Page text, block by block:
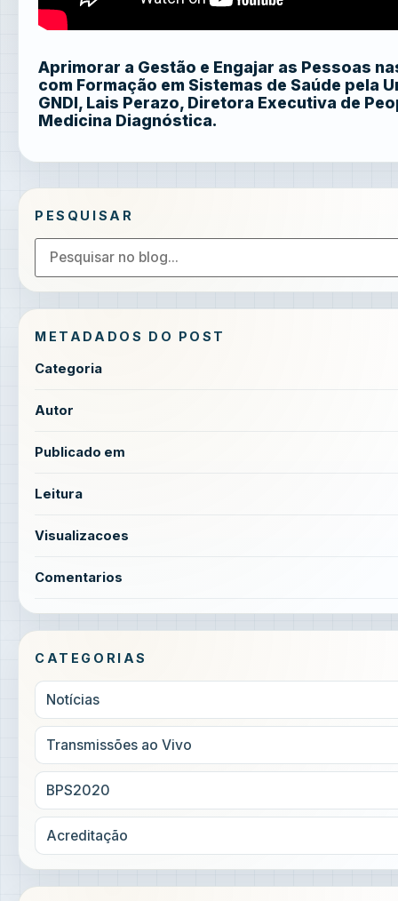
Aprimorar a Gestão e Engajar as Pessoas
com Formação em Sistemas de Saúde pela
GNDI, Lais Perazo, Diretora Executiva de
Medicina Diagnóstica.
PESQUISAR
METADADOS DO POST
Categoria
Autor
Publicado em
Leitura
Visualizacoes
Comentarios
CATEGORIAS
Notícias
Transmissões ao Vivo
BPS2020
Acreditação